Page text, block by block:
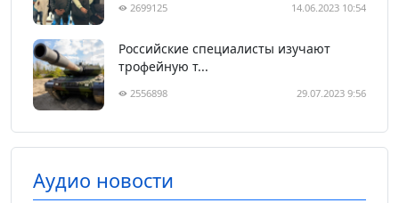
2699125 14.06.2023 10:54
Российские специалисты изучают
трофейную т...
2556898 29.07.2023 9:56
Аудио новости